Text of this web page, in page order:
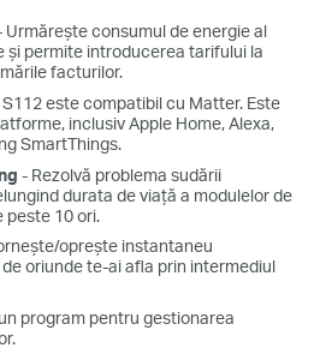
Urmărește consumul de energie al
permite introducerea tarifului la
facturilor.
S112 este compatibil cu Matter. Este
inclusiv Apple Home, Alexa,
SmartThings.
- Rezolvă problema sudării
durata de viață a modulelor de
peste 10 ori.
oprește instantaneu
oriunde te-ai afla prin intermediul
program pentru gestionarea